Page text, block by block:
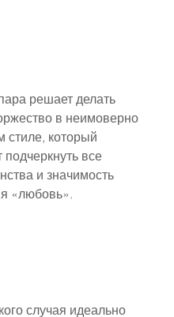
решает делать
в неимоверно
стиле, который
подчеркнуть все
и значимость
«любовь».
случая идеально